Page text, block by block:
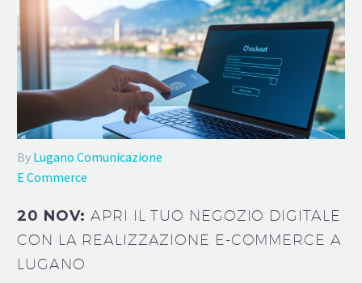
By Lugano Comunicazione
E Commerce
20 NOV:APRI IL TUO NEGOZIO DIGITALE
CON LA REALIZZAZIONE E-COMMERCE A
LUGANO